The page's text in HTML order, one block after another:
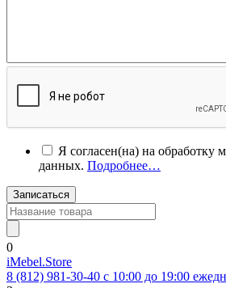
Я согласен(на) на обработку
данных. Подробнее…
Записаться
0
iMebel.Store
8 (812) 981-30-40 c 10:00 до 19:00